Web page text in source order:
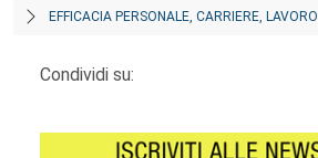
EFFICACIA PERSONALE, CARRIERE, LAVORO
Condividi su: